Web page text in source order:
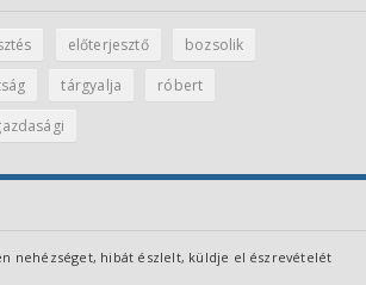
előterjesztő
bozsolik
tárgyalja
róbert
nehézséget, hibát észlelt, küldje el észrevételét